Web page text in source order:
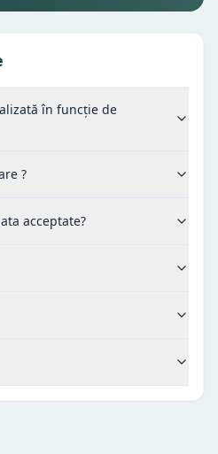
în funcție de
?
acceptate?